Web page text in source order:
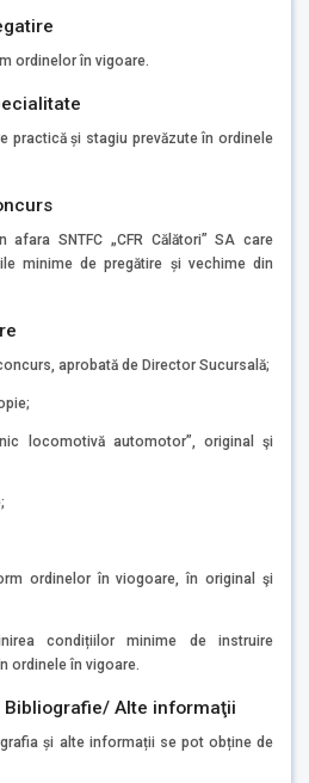
ordinelor în vigoare.
practică și stagiu prevăzute în ordinele
SNTFC „CFR Călători” SA care
minime de pregătire și vechime din
aprobată de Director Sucursală;
locomotivă automotor”, original şi
ordinelor în viogoare, în original şi
condițiilor minime de instruire
ordinele în vigoare.
Alte informaţii
și alte informații se pot obține de